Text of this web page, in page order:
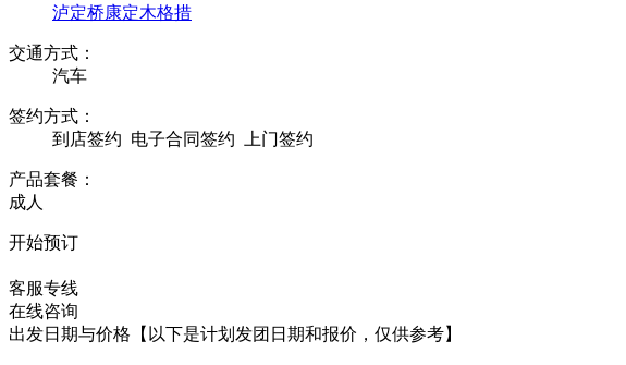
泸定桥康定木格措
交通方式：
汽车
签约方式：
到店签约 电子合同签约 上门签约
产品套餐：
成人
开始预订
客服专线
在线咨询
出发日期与价格 【以下是计划发团日期和报价，仅供参考】